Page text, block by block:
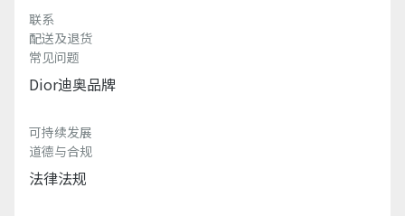
联系
配送及退货
常见问题
Dior迪奥品牌
可持续发展
道德与合规
法律法规